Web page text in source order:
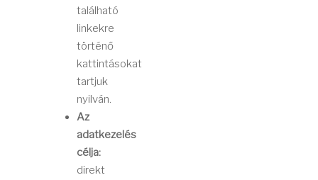
található
linkekre
történő
kattintásokat
tartjuk
nyilván.
Az
adatkezelés
célja:
direkt